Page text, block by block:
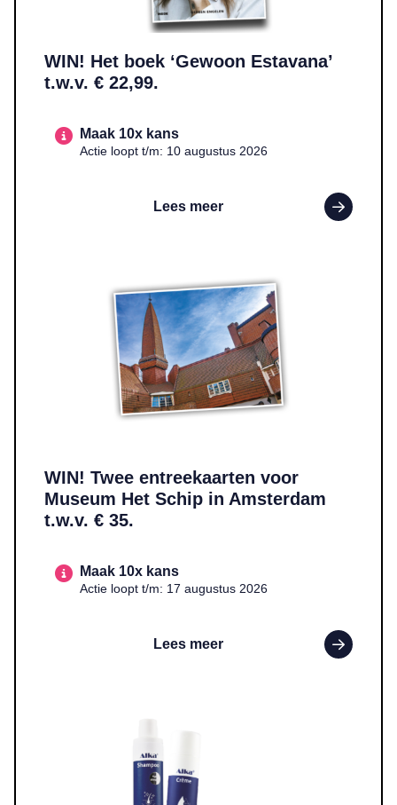
WIN! Het boek ‘Gewoon Estavana’
t.w.v. € 22,99.
Maak 10x kans
Actie loopt t/m: 10 augustus 2026
Lees meer
WIN! Twee entreekaarten voor
Museum Het Schip in Amsterdam
t.w.v. € 35.
Maak 10x kans
Actie loopt t/m: 17 augustus 2026
Lees meer